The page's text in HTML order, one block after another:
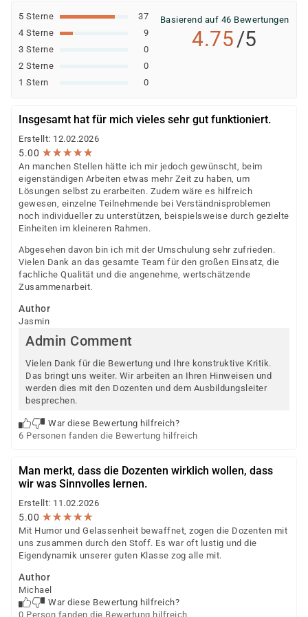
5 Sterne
37
4 Sterne
9
3 Sterne
0
2 Sterne
0
1 Stern
0
Basierend auf 46 Bewertungen
4.75/5
Insgesamt hat für mich vieles sehr gut funktioniert.
Erstellt: 12.02.2026
5.00 ★★★★★
★★★★★
An manchen Stellen hätte ich mir jedoch gewünscht, beim
eigenständigen Arbeiten etwas mehr Zeit zu haben, um
Lösungen selbst zu erarbeiten. Zudem wäre es hilfreich
gewesen, einzelne Teilnehmende bei Verständnisproblemen
noch individueller zu unterstützen, beispielsweise durch gezielte
Einheiten im kleineren Rahmen.
Abgesehen davon bin ich mit der Umschulung sehr zufrieden.
Vielen Dank an das gesamte Team für den großen Einsatz, die
fachliche Qualität und die angenehme, wertschätzende
Zusammenarbeit.
Author
Jasmin
Admin Comment
Vielen Dank für die Bewertung und Ihre konstruktive Kritik.
Das bringt uns weiter. Wir arbeiten an Ihren Hinweisen und
werden dies mit den Dozenten und dem Ausbildungsleiter
besprechen.
War diese Bewertung hilfreich?
6 Personen fanden die Bewertung hilfreich
Man merkt, dass die Dozenten wirklich wollen, dass
wir was Sinnvolles lernen.
Erstellt: 11.02.2026
5.00 ★★★★★
★★★★★
Mit Humor und Gelassenheit bewaffnet, zogen die Dozenten mit
uns zusammen durch den Stoff. Es war oft lustig und die
Eigendynamik unserer guten Klasse zog alle mit.
Author
Michael
War diese Bewertung hilfreich?
0 Person fanden die Bewertung hilfreich